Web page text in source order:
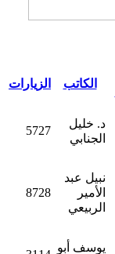
الكاتب الزيارات
د. خليل
الجنابي
5727
نبيل عبد
الأمير
الربيعي
8728
يوسف أبو